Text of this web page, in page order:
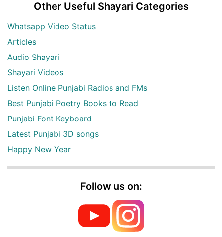
Other Useful Shayari Categories
Whatsapp Video Status
Articles
Audio Shayari
Shayari Videos
Listen Online Punjabi Radios and FMs
Best Punjabi Poetry Books to Read
Punjabi Font Keyboard
Latest Punjabi 3D songs
Happy New Year
Follow us on: